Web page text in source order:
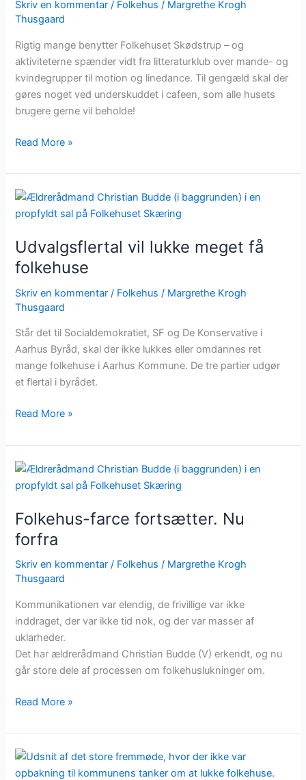
Skriv en kommentar / Folkehus / Margrethe Krogh
Thusgaard
Rigtig mange benytter Folkehuset Skødstrup – og
aktiviteterne spænder vidt fra litteraturklub over mande- og
kvindegrupper til motion og linedance. Til gengæld skal der
gøres noget ved underskuddet i cafeen, som alle husets
brugere gerne vil beholde!
Read More »
Udvalgsflertal vil lukke meget få
folkehuse
Skriv en kommentar / Folkehus / Margrethe Krogh
Thusgaard
Står det til Socialdemokratiet, SF og De Konservative i
Aarhus Byråd, skal der ikke lukkes eller omdannes ret
mange folkehuse i Aarhus Kommune. De tre partier udgør
et flertal i byrådet.
Udvalgsflertal
vil
meget
få
Read More »
Folkehus-farce fortsætter. Nu
forfra
Skriv en kommentar / Folkehus / Margrethe Krogh
Thusgaard
Kommunikationen var elendig, de frivillige var ikke
inddraget, der var ikke tid nok, og der var masser af
uklarheder.
Det har ældrerådmand Christian Budde (V) erkendt, og nu
går store dele af processen om folkehuslukninger om.
Folkehus-
farce
Nu
forfra
Read More »
Vrede
over